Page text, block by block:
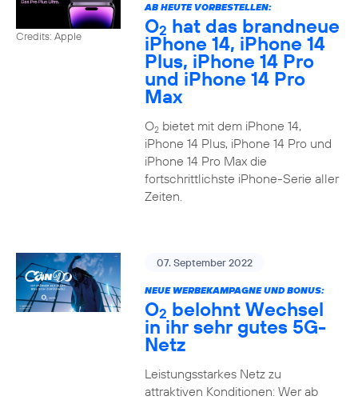
Credits: Apple
AB HEUTE VORBESTELLEN:
O2 hat das brandneue
iPhone 14, iPhone 14
Plus, iPhone 14 Pro
und iPhone 14 Pro
Max
O2bietet mit dem iPhone 14,
iPhone 14 Plus, iPhone 14 Pro und
iPhone 14 Pro Max die
fortschrittlichste iPhone-Serie aller
Zeiten.
07. September 2022
NEUE WERBEKAMPAGNE UND BONUS:
O2 belohnt Wechsel
in ihr sehr gutes 5G-
Netz
Leistungsstarkes Netz zu
attraktiven Konditionen: Wer ab